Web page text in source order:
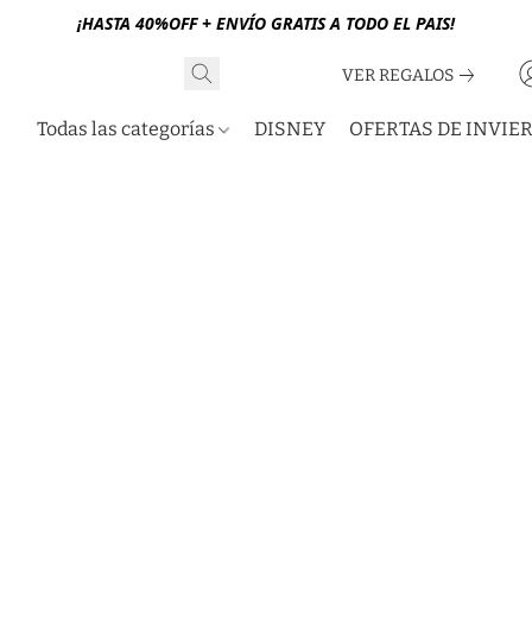
¡HASTA 40%OFF + ENVÍO GRATIS A TODO EL PAIS!
VER REGALOS
Todas las categorías DISNEY OFERTAS DE